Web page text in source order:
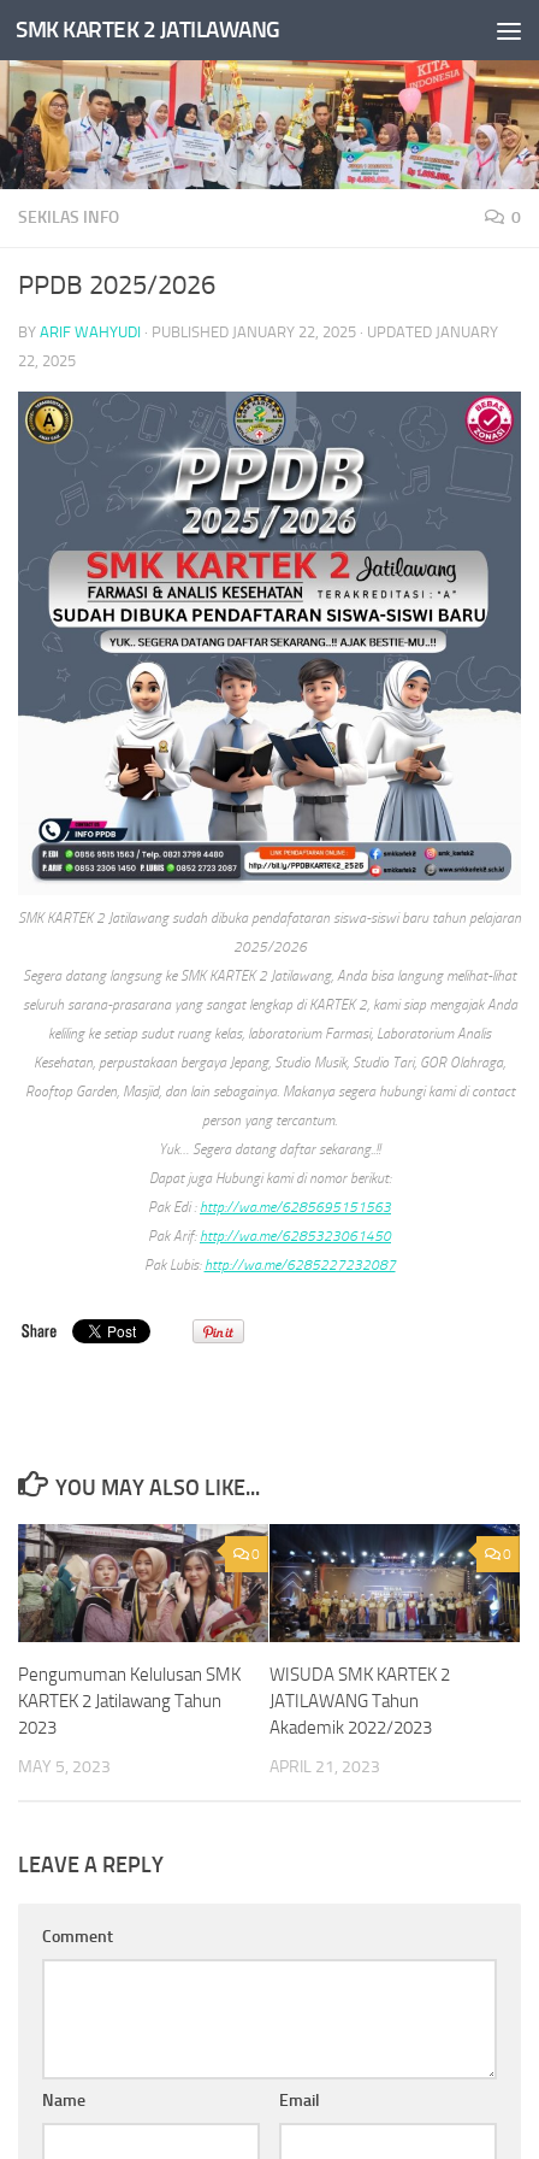
Skip to content
SMK KARTEK 2 JATILAWANG
SEKILAS INFO 0
PPDB 2025/2026
BY ARIF WAHYUDI · PUBLISHED JANUARY 22, 2025 · UPDATED JANUARY
22, 2025
SMK KARTEK 2 Jatilawang sudah dibuka pendafataran siswa-siswi baru tahun pelajaran
2025/2026
Segera datang langsung ke SMK KARTEK 2 Jatilawang, Anda bisa langung melihat-lihat
seluruh sarana-prasarana yang sangat lengkap di KARTEK 2, kami siap mengajak Anda
keliling ke setiap sudut ruang kelas, laboratorium Farmasi, Laboratorium Analis
Kesehatan, perpustakaan bergaya Jepang, Studio Musik, Studio Tari, GOR Olahraga,
Rooftop Garden, Masjid, dan lain sebagainya. Makanya segera hubungi kami di contact
person yang tercantum.
Yuk… Segera datang daftar sekarang..!!
Dapat juga Hubungi kami di nomor berikut:
Pak Edi : http://wa.me/6285695151563
Pak Arif: http://wa.me/6285323061450
Pak Lubis: http://wa.me/6285227232087
YOU MAY ALSO LIKE...
0
Pengumuman Kelulusan SMK
KARTEK 2 Jatilawang Tahun
2023
MAY 5, 2023
0
WISUDA SMK KARTEK 2
JATILAWANG Tahun
Akademik 2022/2023
APRIL 21, 2023
LEAVE A REPLY
Comment
Name Email